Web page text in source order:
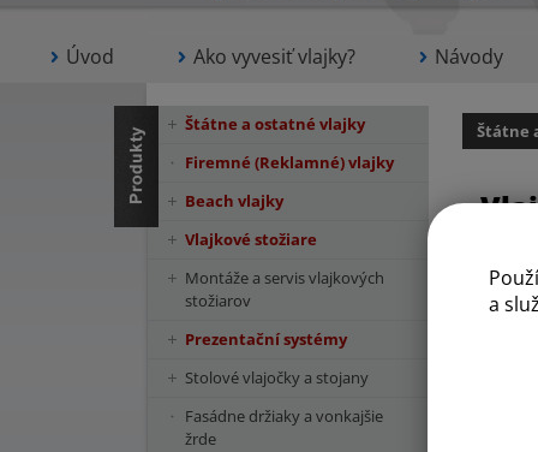
a
Úvod Ako vyvesiť vlajky? Návody
Štátne
Štátne a ostatné vlajky
Firemné (Reklamné) vlajky
Beach vlajky
Vlajkové stožiare
Montáže a servis vlajkových
stožiarov
Prezentační systémy
Stolové vlajočky a stojany
Fasádne držiaky a vonkajšie
žrde